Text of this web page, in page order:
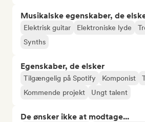
Musikalske egenskaber, de
Elektrisk guitar Elektroniske lyde
Synths
Egenskaber, de elsker
Tilgængelig på Spotify Komponist
Kommende projekt
Ungt talent
De ønsker ikke at modtage...